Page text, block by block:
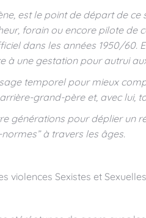
est le point de départ de ce
forain ou encore pilote de
dans les années 1950/60.
à une gestation pour autrui
temporel pour mieux
grand-père et, avec lui,
pour déplier un
à travers les âges.
violences Sexistes et Sexuelles